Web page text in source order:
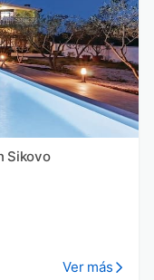
Sikovo
Ver más